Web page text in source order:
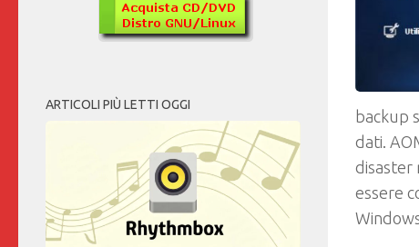
backup
dati.
disaster
essere
ARTICOLI PIÙ LETTI OGGI